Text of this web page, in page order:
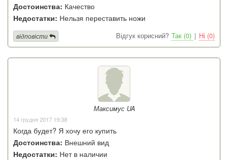
Достоинства: Качество
Недостатки: Нельзя переставить ножи
Відгук корисний? Так (0) | Ні (0)
відповісти
Максимус UA
14 грудня 2017 19:38
Когда будет? Я хочу его купить
Достоинства: Внешний вид
Недостатки: Нет в наличии